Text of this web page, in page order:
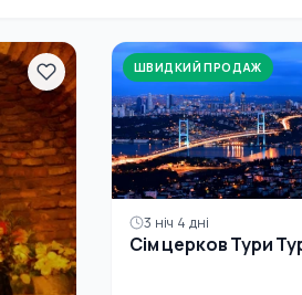
ШВИДКИЙ ПРОДАЖ
3 ніч 4 дні
Сім церков Тури